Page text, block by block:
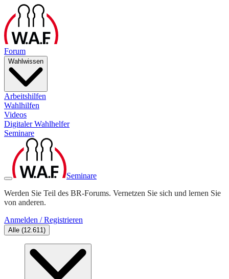
Forum
Wahlwissen
Arbeitshilfen
Wahlhilfen
Videos
Digitaler Wahlhelfer
Seminare
Seminare
Werden Sie Teil des BR-Forums. Vernetzen Sie sich und lernen Sie
von anderen.
Anmelden / Registrieren
Alle (12.611)